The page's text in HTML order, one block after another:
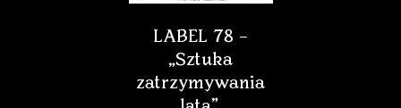
LABEL 78 –
„Sztuka
zatrzymywania